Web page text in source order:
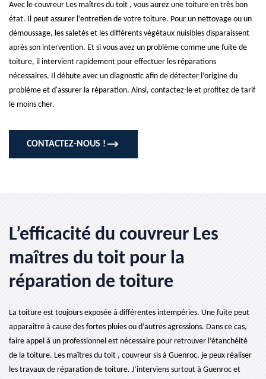
Avec le couvreur Les maîtres du toit , vous aurez une toiture en très bon
état. Il peut assurer l’entretien de votre toiture. Pour un nettoyage ou un
démoussage, les saletés et les différents végétaux nuisibles disparaissent
après son intervention. Et si vous avez un problème comme une fuite de
toiture, il intervient rapidement pour effectuer les réparations
nécessaires. Il débute avec un diagnostic afin de détecter l’origine du
problème et d'assurer la réparation. Ainsi, contactez-le et profitez de tarif
le moins cher.
CONTACTEZ-NOUS !
L’efficacité du couvreur Les
maîtres du toit pour la
réparation de toiture
La toiture est toujours exposée à différentes intempéries. Une fuite peut
apparaître à cause des fortes pluies ou d’autres agressions. Dans ce cas,
faire appel à un professionnel est nécessaire pour retrouver l’étanchéité
de la toiture. Les maîtres du toit , couvreur sis à Guenroc, je peux réaliser
les travaux de réparation de toiture. J’interviens surtout à Guenroc et